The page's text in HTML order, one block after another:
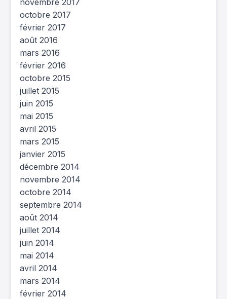
novembre 2017
octobre 2017
février 2017
août 2016
mars 2016
février 2016
octobre 2015
juillet 2015
juin 2015
mai 2015
avril 2015
mars 2015
janvier 2015
décembre 2014
novembre 2014
octobre 2014
septembre 2014
août 2014
juillet 2014
juin 2014
mai 2014
avril 2014
mars 2014
février 2014